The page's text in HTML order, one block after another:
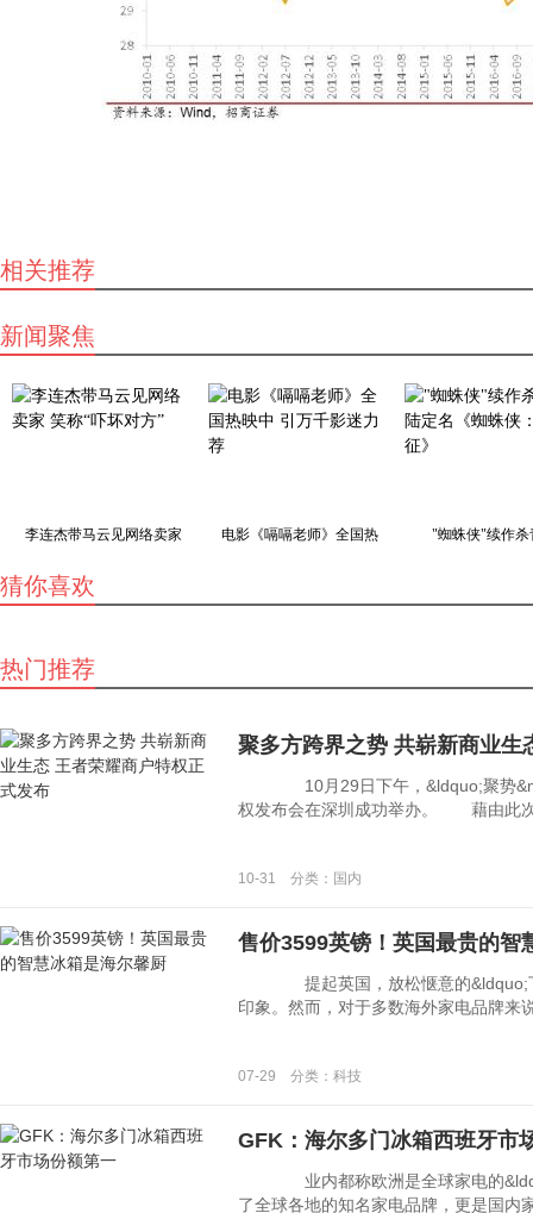
相关推荐
新闻聚焦
李连杰带马云见网络卖家 电影《嗝嗝老师》全国热 "蜘蛛侠"续作杀
猜你喜欢
热门推荐
聚多方跨界之势 共崭新商业生
10月29日下午，&ldquo;聚势
权发布会在深圳成功举办。 藉由此
10-31 分类：国内
售价3599英镑！英国最贵的智
提起英国，放松惬意的&ldquo;下
印象。然而，对于多数海外家电品牌来
07-29 分类：科技
GFK：海尔多门冰箱西班牙市
业内都称欧洲是全球家电的
了全球各地的知名家电品牌，更是国内